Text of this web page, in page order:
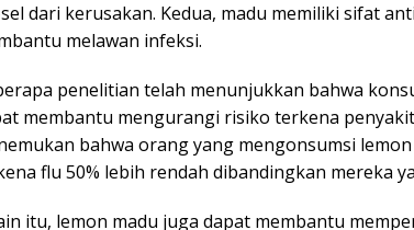
dari kerusakan. Kedua, madu memiliki sifat
melawan infeksi.
penelitian telah menunjukkan bahwa
membantu mengurangi risiko terkena
bahwa orang yang mengonsumsi
flu 50% lebih rendah dibandingkan mereka
itu, lemon madu juga dapat membantu